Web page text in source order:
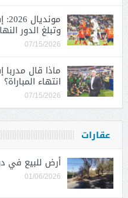
وتبلغ الدور
07/15/2026
ماذا قال مدربا
انتهاء المباراة؟
07/15/2026
عقارات
أرض للبيع في
01/06/2026